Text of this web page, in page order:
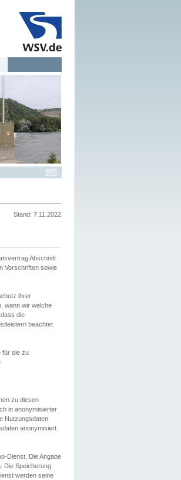
Stand: 7.11.2022
Abschnitt
Vorschriften sowie
ihrer
wann wir welche
die
beachtet
für sie zu
zu diesen
in anonymisierter
Nutzungsdaten
anonymisiert.
Dienst. Die Angabe
Die Speicherung
werden seine